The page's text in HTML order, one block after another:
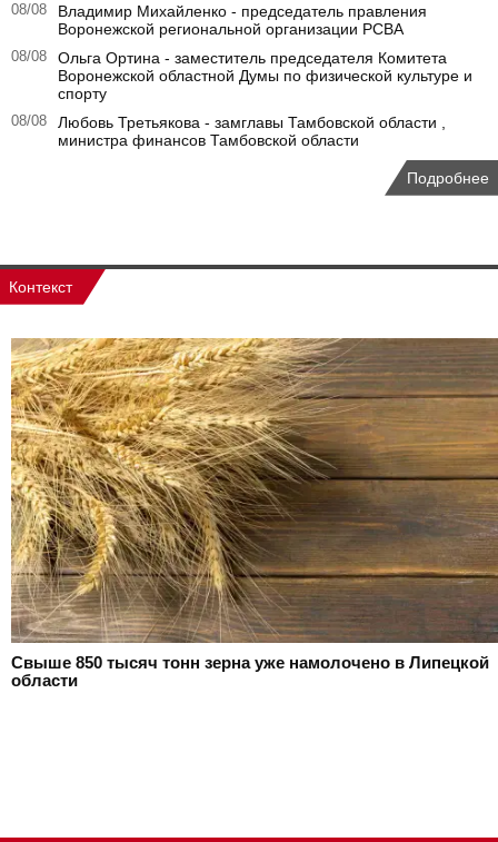
08/08
Владимир Михайленко - председатель правления
Воронежской региональной организации РСВА
08/08
Ольга Ортина - заместитель председателя Комитета
Воронежской областной Думы по физической культуре и
спорту
08/08
Любовь Третьякова - замглавы Тамбовской области ,
министра финансов Тамбовской области
Подробнее
Контекст
Свыше 850 тысяч тонн зерна уже намолочено в Липецкой
области